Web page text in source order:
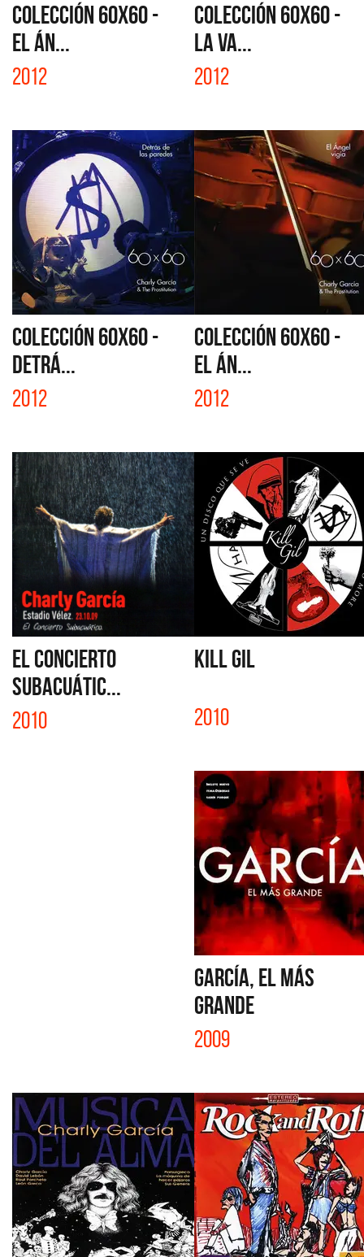
COLECCIÓN 60X60 -
EL ÁN...
2012
COLECCIÓN 60X60 -
LA VA...
2012
COLECCIÓN 60X60 -
DETRÁ...
2012
COLECCIÓN 60X60 -
EL ÁN...
2012
EL CONCIERTO
SUBACUÁTIC...
2010
KILL GIL
2010
GARCÍA, EL MÁS
GRANDE
2009